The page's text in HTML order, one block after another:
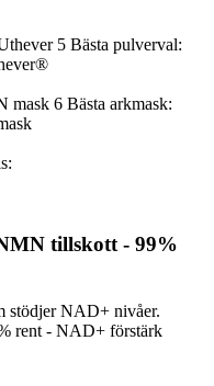
5 Bästa pulverval:
6 Bästa arkmask:
tillskott - 99%
stödjer NAD+ nivåer.